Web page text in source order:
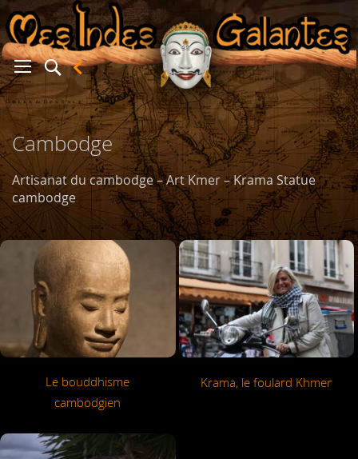
Cambodge
Artisanat du cambodge – Art Kmer – Krama Statue
cambodge
Le bouddhisme
cambodgien
Krama, le foulard Khmer